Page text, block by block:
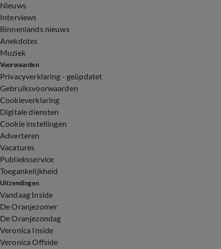
Nieuws
Interviews
Binnenlands nieuws
Anekdotes
Muziek
Voorwaarden
Privacyverklaring - geüpdatet
Gebruiksvoorwaarden
Cookieverklaring
Digitale diensten
Cookie instellingen
Adverteren
Vacatures
Publieksservice
Toegankelijkheid
Uitzendingen
Vandaag Inside
De Oranjezomer
De Oranjezondag
Veronica Inside
Veronica Offside